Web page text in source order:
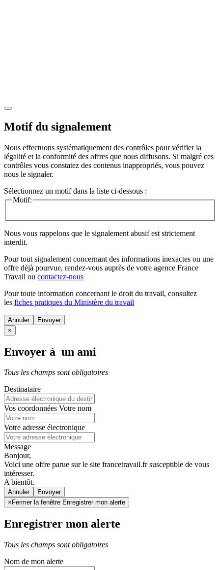
Motif du signalement
Nous effectuons systématiquement des contrôles pour vérifier la
légalité et la conformité des offres que nous diffusons. Si malgré ces
contrôles vous constatez des contenus inappropriés, vous pouvez
nous le signaler.
Sélectionnez un motif dans la liste ci-dessous :
Motif:
Nous vous rappelons que le signalement abusif est strictement
interdit.
Pour tout signalement concernant des informations inexactes ou une
offre déjà pourvue, rendez-vous auprès de votre agence France
Travail ou contactez-nous
Pour toute information concernant le droit du travail, consultez
les fiches pratiques du Ministère du travail
Annuler
×
Envoyer à un ami
Tous les champs sont obligatoires
Destinataire
Vos coordonnées Votre nom
Votre adresse électronique
Message
Bonjour,
Voici une offre parue sur le site francetravail.fr susceptible de vous
intéresser.
A bientôt.
Annuler
× Fermer la fenêtre Enregistrer mon alerte
Enregistrer mon alerte
Tous les champs sont obligatoires
Nom de mon alerte